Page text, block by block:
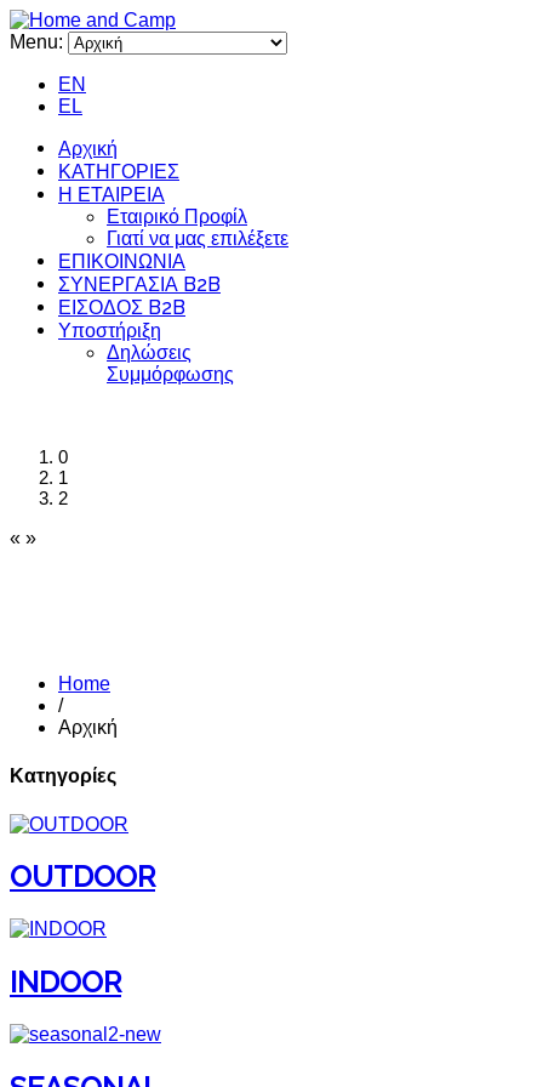
Menu:
EN
EL
Αρχική
ΚΑΤΗΓΟΡΙΕΣ
Η ΕΤΑΙΡΕΙΑ
Εταιρικό Προφίλ
Γιατί να μας επιλέξετε
ΕΠΙΚΟΙΝΩΝΙΑ
ΣΥΝΕΡΓΑΣΙΑ B2B
ΕΙΣΟΔΟΣ B2B
Υποστήριξη
Δηλώσεις
Συμμόρφωσης
0
1
2
« »
Home
/
Αρχική
Κατηγορίες
OUTDOOR
INDOOR